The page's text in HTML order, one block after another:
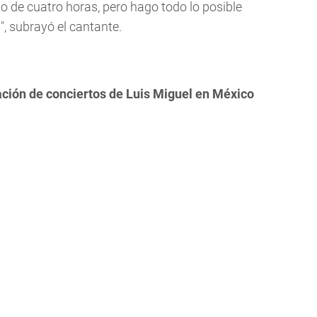
de cuatro horas, pero hago todo lo posible
subrayó el cantante.
de conciertos de Luis Miguel en México